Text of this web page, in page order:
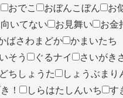
おでこ おぼんこぼん お
いてない お見舞い お金
ばさわまどか
かまいたち
そう ぐるナイ さいがき
ちしょうた しょうぶまり
！ しらはたしんいち
す